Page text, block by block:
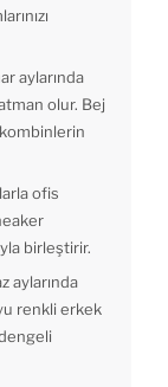
aylarında
olur. Bej
ofis
birleştirir.
aylarında
renkli erkek